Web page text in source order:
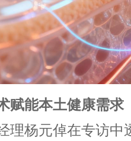
赋能本土健康需求
理杨元倬在专访中